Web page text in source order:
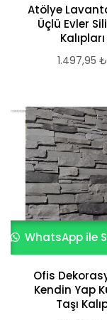
Atölye
Üçlü Evler
Kalıpları
1.497,95 ₺
WhatsApp ile
Ofis
Kendin Yap
Taşı